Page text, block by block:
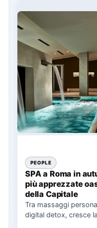
PEOPLE
SPA a Roma in
più apprezzate
della Capitale
Tra massaggi
digital detox, cresce